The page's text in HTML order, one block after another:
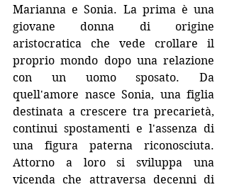
Marianna e Sonia. La prima è una
giovane donna di origine
aristocratica che vede crollare il
proprio mondo dopo una relazione
con un uomo sposato. Da
quell'amore nasce Sonia, una figlia
destinata a crescere tra precarietà,
continui spostamenti e l'assenza di
una figura paterna riconosciuta.
Attorno a loro si sviluppa una
vicenda che attraversa decenni di